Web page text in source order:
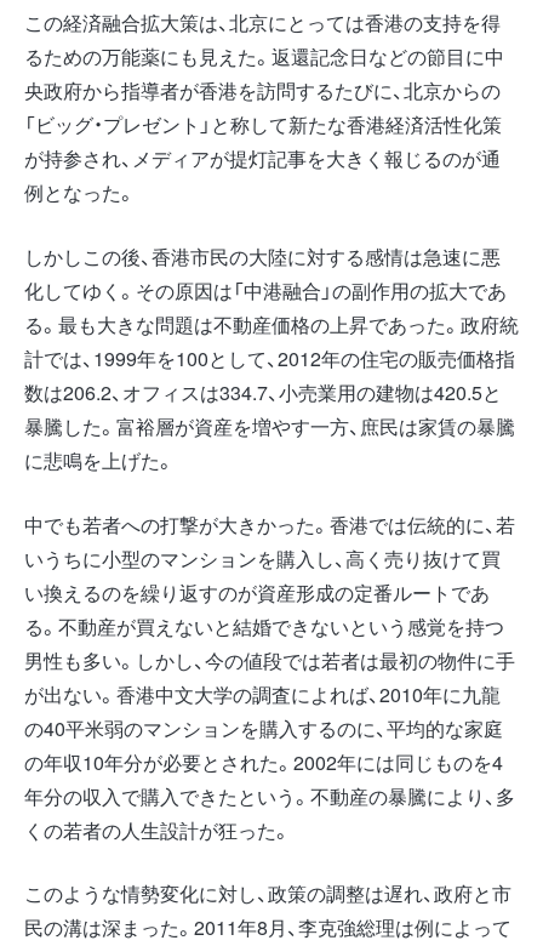
この経済融合拡大策は、北京にとっては香港の支持を得
るための万能薬にも見えた。返還記念日などの節目に中
央政府から指導者が香港を訪問するたびに、北京からの
「ビッグ・プレゼント」と称して新たな香港経済活性化策
が持参され、メディアが提灯記事を大きく報じるのが通
例となった。
しかしこの後、香港市民の大陸に対する感情は急速に悪
化してゆく。その原因は「中港融合」の副作用の拡大であ
る。最も大きな問題は不動産価格の上昇であった。政府統
計では、1999年を100として、2012年の住宅の販売価格指
数は206.2、オフィスは334.7、小売業用の建物は420.5と
暴騰した。富裕層が資産を増やす一方、庶民は家賃の暴騰
に悲鳴を上げた。
中でも若者への打撃が大きかった。香港では伝統的に、若
いうちに小型のマンションを購入し、高く売り抜けて買
い換えるのを繰り返すのが資産形成の定番ルートであ
る。不動産が買えないと結婚できないという感覚を持つ
男性も多い。しかし、今の値段では若者は最初の物件に手
が出ない。香港中文大学の調査によれば、2010年に九龍
の40平米弱のマンションを購入するのに、平均的な家庭
の年収10年分が必要とされた。2002年には同じものを4
年分の収入で購入できたという。不動産の暴騰により、多
くの若者の人生設計が狂った。
このような情勢変化に対し、政策の調整は遅れ、政府と市
民の溝は深まった。2011年8月、李克強総理は例によって